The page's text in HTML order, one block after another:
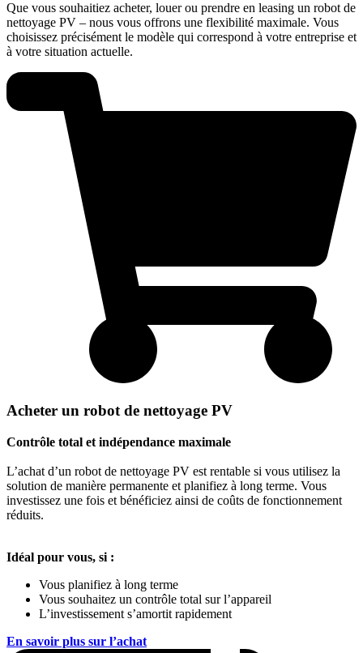
Que vous souhaitiez acheter, louer ou prendre en leasing un robot de
nettoyage PV – nous vous offrons une flexibilité maximale. Vous
choisissez précisément le modèle qui correspond à votre entreprise et
à votre situation actuelle.
Acheter un robot de nettoyage PV
Contrôle total et indépendance maximale
L’achat d’un robot de nettoyage PV est rentable si vous utilisez la
solution de manière permanente et planifiez à long terme. Vous
investissez une fois et bénéficiez ainsi de coûts de fonctionnement
réduits.
Idéal pour vous, si :
Vous planifiez à long terme
Vous souhaitez un contrôle total sur l’appareil
L’investissement s’amortit rapidement
En savoir plus sur l’achat